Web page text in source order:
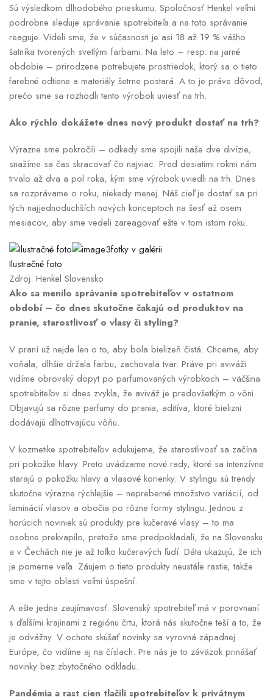
Sú výsledkom dlhodobého prieskumu. Spoločnosť Henkel veľmi
podrobne sleduje správanie spotrebiteľa a na toto správanie
reaguje. Videli sme, že v súčasnosti je asi 18 až 19 % vášho
šatníka tvorených svetlými farbami. Na leto – resp. na jarné
obdobie – prirodzene potrebujete prostriedok, ktorý sa o tieto
farebné odtiene a materiály šetrne postará. A to je práve dôvod,
prečo sme sa rozhodli tento výrobok uviesť na trh.
Ako rýchlo dokážete dnes nový produkt dostať na trh?
Výrazne sme pokročili – odkedy sme spojili naše dve divízie,
snažíme sa čas skracovať čo najviac. Pred desiatimi rokmi nám
trvalo až dva a pol roka, kým sme výrobok uviedli na trh. Dnes
sa rozprávame o roku, niekedy menej. Náš cieľ je dostať sa pri
tých najjednoduchších nových konceptoch na šesť až osem
mesiacov, aby sme vedeli zareagovať ešte v tom istom roku.
3fotky v galérii
Ilustračné foto
Zdroj: Henkel Slovensko
Ako sa menilo správanie spotrebiteľov v ostatnom
období – čo dnes skutočne čakajú od produktov na
pranie, starostlivosť o vlasy či styling?
V praní už nejde len o to, aby bola bielizeň čistá. Chceme, aby
voňala, dlhšie držala farbu, zachovala tvar. Práve pri aviváži
vidíme obrovský dopyt po parfumovaných výrobkoch – väčšina
spotrebiteľov si dnes zvykla, že aviváž je predovšetkým o vôni.
Objavujú sa rôzne parfumy do prania, aditíva, ktoré bielizni
dodávajú dlhotrvajúcu vôňu.
V kozmetike spotrebiteľov edukujeme, že starostlivosť sa začína
pri pokožke hlavy. Preto uvádzame nové rady, ktoré sa intenzívne
starajú o pokožku hlavy a vlasové korienky. V stylingu sú trendy
skutočne výrazne rýchlejšie – nepreberné množstvo variácií, od
laminácií vlasov a obočia po rôzne formy stylingu. Jednou z
horúcich noviniek sú produkty pre kučeravé vlasy – to ma
osobne prekvapilo, pretože sme predpokladali, že na Slovensku
a v Čechách nie je až toľko kučeravých ľudí. Dáta ukazujú, že ich
je pomerne veľa. Záujem o tieto produkty neustále rastie, takže
sme v tejto oblasti veľmi úspešní.
A ešte jedna zaujímavosť. Slovenský spotrebiteľ má v porovnaní
s ďalšími krajinami z regiónu črtu, ktorá nás skutočne teší a to, že
je odvážny. V ochote skúšať novinky sa vyrovná západnej
Európe, čo vidíme aj na číslach. Pre nás je to záväzok prinášať
novinky bez zbytočného odkladu.
Pandémia a rast cien tlačili spotrebiteľov k privátnym